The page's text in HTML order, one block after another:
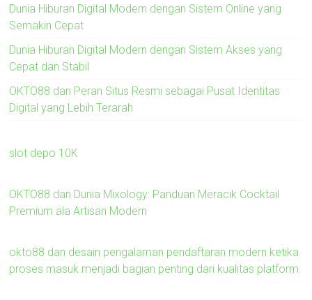
Dunia Hiburan Digital Modern dengan Sistem Online yang
Semakin Cepat
Dunia Hiburan Digital Modern dengan Sistem Akses yang
Cepat dan Stabil
OKTO88 dan Peran Situs Resmi sebagai Pusat Identitas
Digital yang Lebih Terarah
slot depo 10K
OKTO88 dan Dunia Mixology: Panduan Meracik Cocktail
Premium ala Artisan Modern
okto88 dan desain pengalaman pendaftaran modern ketika
proses masuk menjadi bagian penting dari kualitas platform